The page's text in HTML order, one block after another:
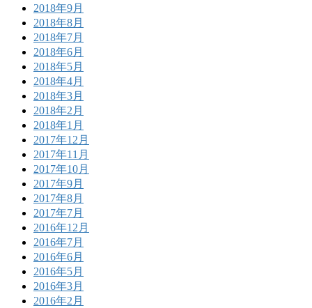
2018年9月
2018年8月
2018年7月
2018年6月
2018年5月
2018年4月
2018年3月
2018年2月
2018年1月
2017年12月
2017年11月
2017年10月
2017年9月
2017年8月
2017年7月
2016年12月
2016年7月
2016年6月
2016年5月
2016年3月
2016年2月